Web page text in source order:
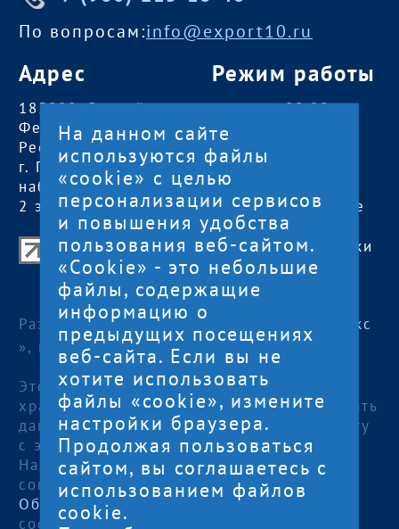
По вопросам:info@export10.ru
Адрес
185000, Российская
Федерация,
Республика Карелия
г. Петрозаводск,
наб. Гюллинга, 11 /
2 этаж, офис 2
Режим работы
пн — чт:09:00 —
18:00
пт:09:00 — 17:00
обед с 13:00 до
14:00
сб, вс— выходные
Центр поддержки экспорта Республики
Карелия
© 2012—2024
Разработка и поддержка сайта — «
Артлекс
», г. Петрозаводск
Этот сайт использует файлы cookies для
хранения данных. Продолжая использовать
данный сайт, Вы даете согласие на работу
с этими файлами.
Нажимая кнопку «Отправить», я даю
согласие на
Обработку персональных данных
соответствии с Федеральным законом от
На данном сайте
используются файлы
«cookie» с целью
персонализации сервисов
и повышения удобства
пользования веб-сайтом.
«Cookie» - это небольшие
файлы, содержащие
информацию о
предыдущих посещениях
веб-сайта. Если вы не
хотите использовать
файлы «cookie», измените
настройки браузера.
Продолжая пользоваться
сайтом, вы соглашаетесь с
использованием файлов
cookie.